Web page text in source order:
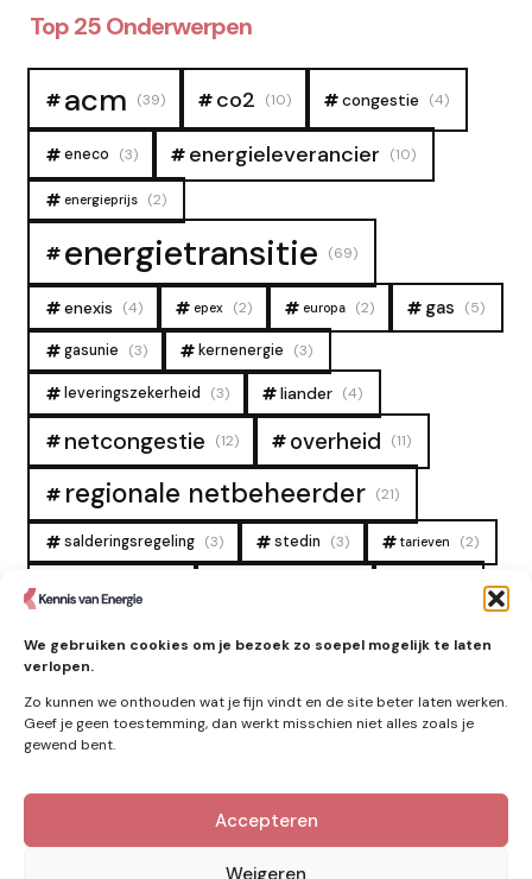
We gebruiken cookies om je bezoek zo soepel mogelijk te laten
verlopen.
Zo kunnen we onthouden wat je fijn vindt en de site beter laten werken.
Geef je geen toestemming, dan werkt misschien niet alles zoals je
gewend bent.
Accepteren
Weigeren
Top 25 Onderwerpen
acm (39) co2 (10) congestie (4)
eneco (3) energieleverancier (10)
energieprijs (2)
energietransitie (69)
enexis (4) epex (2) europa (2) gas (5)
gasunie (3) kernenergie (3)
leveringszekerheid (3) liander (4)
netcongestie (12) overheid (11)
regionale netbeheerder (21)
salderingsregeling (3) stedin (3) tarieven (2)
tennet
zonne-energie (9)
Kennis van Energie in je mailbox?
Abonner op nieuwe artikelen.